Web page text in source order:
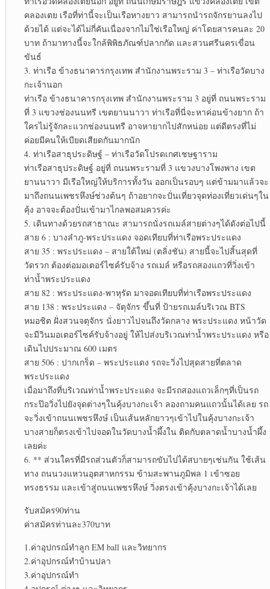
คลองเตย เรือที่ท่านี้จะเป็นเรือหางยาว สามารถนำรถจักรยานลงไป
ด้วยได้ แต่จะได้ไม่กี่คันเนื่องจากไม่ใช่เรือใหญ่ ค่าโดยสารคนละ 20
บาท ถ้ามาทางนี้จะใกล้พิพิธภัณฑ์ปลากกัด และสวนศรีนครเขื่อน
ขันธ์
3. ท่าเรือ ข้างธนาคารกรุงเทพ สำนักงานพระราม 3 – ท่าเรือวัดบาง
กะเจ้านอก
ท่าเรือ ข้างธนาคารกรุงเทพ สำนักงานพระราม 3 อยู่ที่ ถนนพระราม
ที่ 3 แขวงช่องนนทรี เขตยานนาวา ท่าเรือที่นี่จะหาค่อนข้างยาก ถ้า
ใครไม่รู้จักละแวกช่องนนทรี อาจหายากไปสักหน่อย แต่ดีตรงที่ไม่
ค่อยมีคนให้เบียดเสียดกันมากนัก
4. ท่าเรือสาธุประดิษฐ์ – ท่าเรือวัดโปรดเกศเชษฐาราม
ท่าเรือสาธุประดิษฐ์ อยู่ที่ ถนนพระรามที่ 3 แขวงบางโพงพาง เขต
ยานนาวา มีเรือใหญ่ให้บริการทั้งวัน ออกเป็นรอบๆ แต่ข้ามมาแล้วจะ
มาถึงถนนเพชรหึงษ์ช่วงต้นๆ ถ้าอยากจะปั่นเที่ยวจุดท่องเที่ยวเด่นๆใน
คุ้ง อาจจะต้องปั่นเข้ามาไกลพอสมควรค่ะ
5. เดินทางด้วยรถสาธาณะ สามารถนั่งรถเมล์สายต่างๆได้ดังต่อไปนี้
สาย 6 : บางลำภู-พระประแดง จอดเทียบที่ท่าเรือพระประแดง
สาย 35 : พระประแดง – สายใต้ใหม่ (ตลิ่งชัน) สายนี้จะไปสิ้นสุดที่
วัดรวก ต้องต่อมอเตอร์ไซค์รับจ้าง รถเมล์ หรือรถสองแถวที่วิ่งเข้า
ท่าน้ำพระประแดง
สาย 82 : พระประแดง-พาหุรัด มาจอดเทียบที่ท่าเรือพระประแดง
สาย 138 : พระประแดง – จัตุจักร ขึ้นที่ ป้ายรถเมล์บริเวณ BTS
หมอชิต ฝั่งสวนจตุจักร นั่งยาวไปจนถึงวัดกลาง พระประแดง หน้าวัด
จะมีวินมอเตอร์ไซค์รับจ้างอยู่ ให้ไปส่งบริเวณท่าน้ำพระประแดง หรือ
เดินไปประมาณ 600 เมตร
สาย 506 : ปากเกร็ด – พระประแดง รถจะวิ่งไปสุดสายที่ตลาด
พระประแดง
เมื่อมาถึงที่บริเวณท่าน้ำพระประแดง จะมีรถสองแถวเล็กๆที่เป็นรถ
กระป๊อวิ่งไปยังจุดต่างๆในคุ้งบางกะเจ้า ลองถามคนแถวนั้นได้เลย รถ
จะวิ่งเข้าถนนเพชรหึงษ์ เป็นเส้นหลักยาวๆเข้าไปในคุ้งบางกะเจ้า
บางสายก็ตรงเข้าไปจอดในวัดบางน้ำผึ้งใน ติดกับตลาดน้ำบางน้ำผึ้ง
เลยค่ะ
6. ** ส่วนใครที่มีรถส่วนตัวก็สามารถขับไปได้สบายๆเช่นกัน ใช้เส้น
ทาง ถนนวงแหวนอุตสาหกรรม ข้ามสะพานภูมิพล 1 เข้าซอย
ทรงธรรม และเข้าสู่ถนนเพชรหึงษ์ วิ่งตรงเข้าคุ้งบางกะเจ้าได้เลย
รับสมัคร90ท่าน
ค่าสมัครท่านละ370บาท
1.ค่าอุปกรณ์ทำลูก EM ball และวิทยากร
2.ค่าอุปกรณ์ทำบ้านปลา
3.ค่าอุปกรณ์ทำ